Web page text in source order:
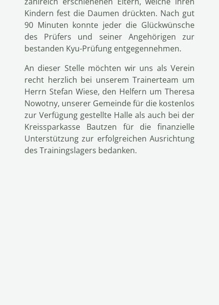
Kindern fest die Daumen drückten. Nach gut
90 Minuten konnte jeder die Glückwünsche
des Prüfers und seiner Angehörigen zur
bestanden Kyu-Prüfung entgegennehmen.
An dieser Stelle möchten wir uns als Verein
recht herzlich bei unserem Trainerteam um
Herrn Stefan Wiese, den Helfern um Theresa
Nowotny, unserer Gemeinde für die kostenlos
zur Verfügung gestellte Halle als auch bei der
Kreissparkasse Bautzen für die finanzielle
Unterstützung zur erfolgreichen Ausrichtung
des Trainingslagers bedanken.